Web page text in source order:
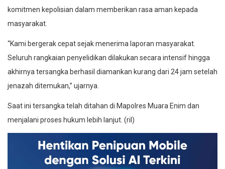
komitmen kepolisian dalam memberikan rasa aman kepada
masyarakat.
“Kami bergerak cepat sejak menerima laporan masyarakat.
Seluruh rangkaian penyelidikan dilakukan secara intensif hingga
akhirnya tersangka berhasil diamankan kurang dari 24 jam setelah
jenazah ditemukan,” ujarnya.
Saat ini tersangka telah ditahan di Mapolres Muara Enim dan
menjalani proses hukum lebih lanjut. (ril)